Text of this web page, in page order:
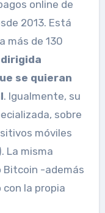
online de
2013. Está
más de 130
dirigida
se quieran
. Igualmente, su
sobre
móviles
La misma
Bitcoin -además
la propia